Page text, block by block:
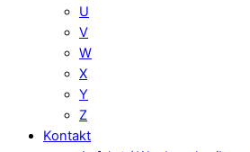
U
V
W
X
Y
Z
Kontakt